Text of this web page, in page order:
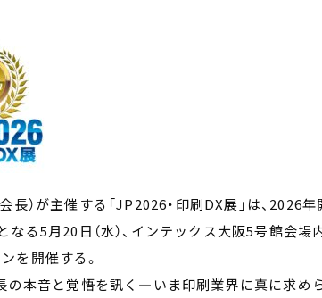
長）が主催する「JP2026・印刷DX展」は、2026
なる5月20日（水）、インテックス大阪5号館会
を開催する。
の本音と覚悟を訊く―いま印刷業界に真に求め